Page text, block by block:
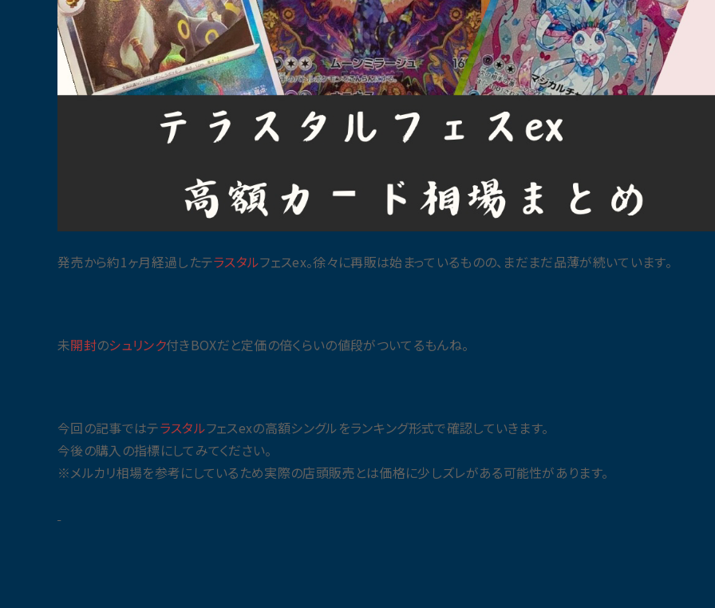
発売から約1ヶ月経過したテラスタルフェスex。徐々に再販は始まっているものの、まだまだ品薄が続いています。
未開封のシュリンク付きBOXだと定価の倍くらいの値段がついてるもんね。
今回の記事ではテラスタルフェスexの高額シングルをランキング形式で確認していきます。
今後の購入の指標にしてみてください。
※メルカリ相場を参考にしているため実際の店頭販売とは価格に少しズレがある可能性があります。